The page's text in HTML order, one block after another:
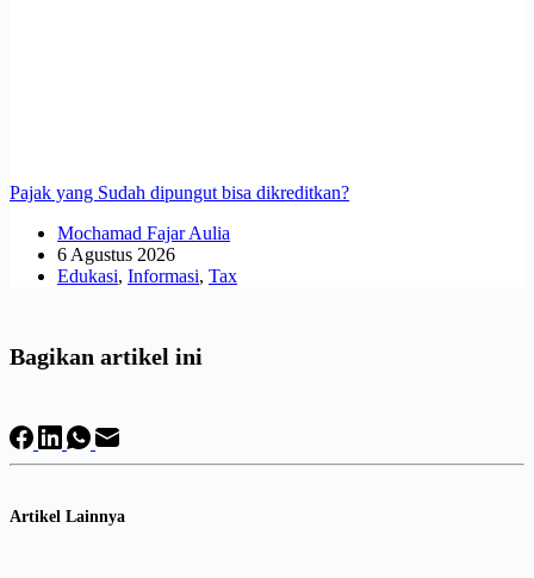
Pajak yang Sudah dipungut bisa dikreditkan?
Mochamad Fajar Aulia
6 Agustus 2026
Edukasi, Informasi, Tax
Bagikan artikel ini
Artikel Lainnya